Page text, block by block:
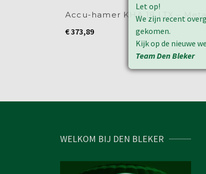
Accu-hamer KHA 18 LTX –
€373,89
WELKOM BIJ DEN BLEKER
Let op!
We zijn recent
gekomen.
Kijk op de nieuwe
Team Den Bleker